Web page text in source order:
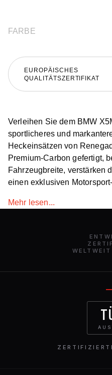
FARBE
EUROPÄISCHES
QUALITÄTSZERTIFIKAT
Verleihen Sie dem BMW
sportlicheres und
Heckeinsätzen von
Premium-Carbon gefertigt,
Fahrzeugbreite, verstärken
einen exklusiven
Mehr lesen...